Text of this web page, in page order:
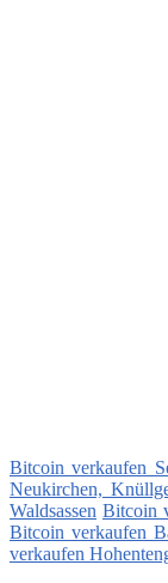
Bitcoin verkaufen
Neukirchen,
Waldsassen Bitcoin
Bitcoin verkaufen
verkaufen